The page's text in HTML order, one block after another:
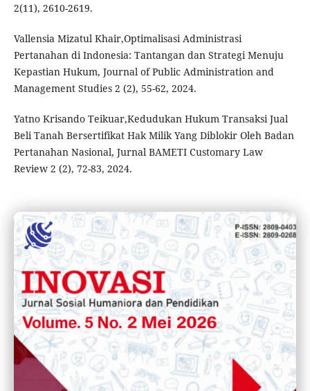
2(11), 2610-2619.
Vallensia Mizatul Khair,Optimalisasi Administrasi
Pertanahan di Indonesia: Tantangan dan Strategi Menuju
Kepastian Hukum, Journal of Public Administration and
Management Studies 2 (2), 55-62, 2024.
Yatno Krisando Teikuar,Kedudukan Hukum Transaksi Jual
Beli Tanah Bersertifikat Hak Milik Yang Diblokir Oleh Badan
Pertanahan Nasional, Jurnal BAMETI Customary Law
Review 2 (2), 72-83, 2024.